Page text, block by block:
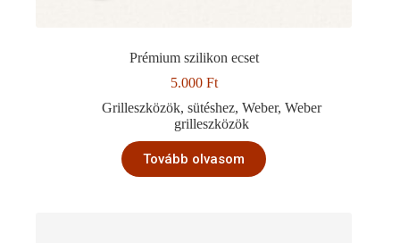
Prémium szilikon ecset
5.000 Ft
Grilleszközök,sütéshez,Weber,Weber
grilleszközök
Tovább olvasom